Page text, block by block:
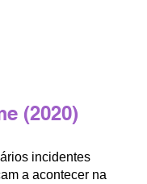
(2020)
incidentes
a acontecer na